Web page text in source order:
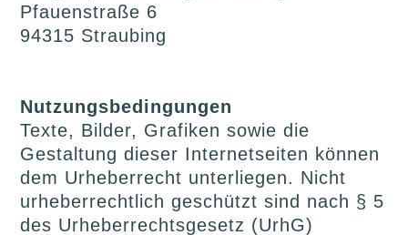
Pfauenstraße 6
94315 Straubing
Nutzungsbedingungen
Texte, Bilder, Grafiken sowie die
Gestaltung dieser Internetseiten können
dem Urheberrecht unterliegen. Nicht
urheberrechtlich geschützt sind nach § 5
des Urheberrechtsgesetz (UrhG)